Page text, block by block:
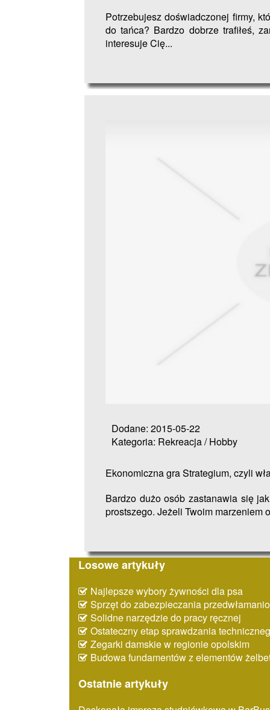
Potrzebujesz doświadczonej firmy,
do tańca? Bardzo dobrze trafiłeś,
interesuje Cię...
Dodane: 2015-05-22
Kategoria: Rekreacja / Hobby
Ekonomiczna gra Strategium, czyli
Bardzo dużo osób zastanawia się
prostszego. Jeżeli Twoim marzeniem
Losowe artykuły
Najlepsze wybory żywności dla psa
Sprzęt do zabezpieczania
Solidne narzędzie do pracy ręcznej
Ostateczny etap sprawdzania
Zegarki damskie w regionie opolskim
Budowa fundamentów z elementów
Ostatnie artykuły